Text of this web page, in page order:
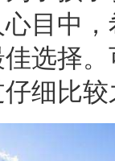
目中
选择
细比